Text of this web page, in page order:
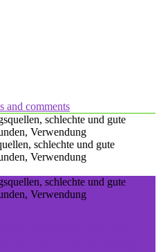
and comments
schlechte und gute
Verwendung